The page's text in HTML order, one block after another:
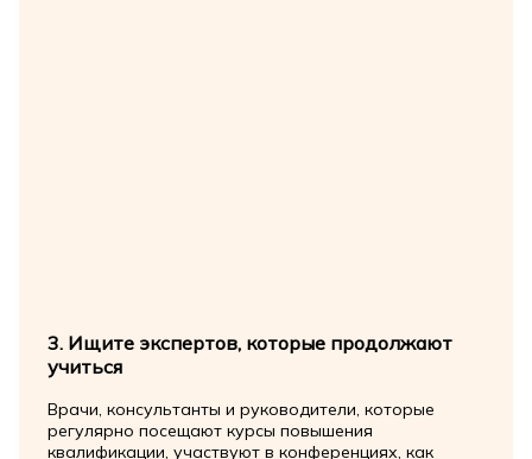
3. Ищите экспертов, которые продолжают
учиться
Врачи, консультанты и руководители, которые
регулярно посещают курсы повышения
квалификации, участвуют в конференциях, как